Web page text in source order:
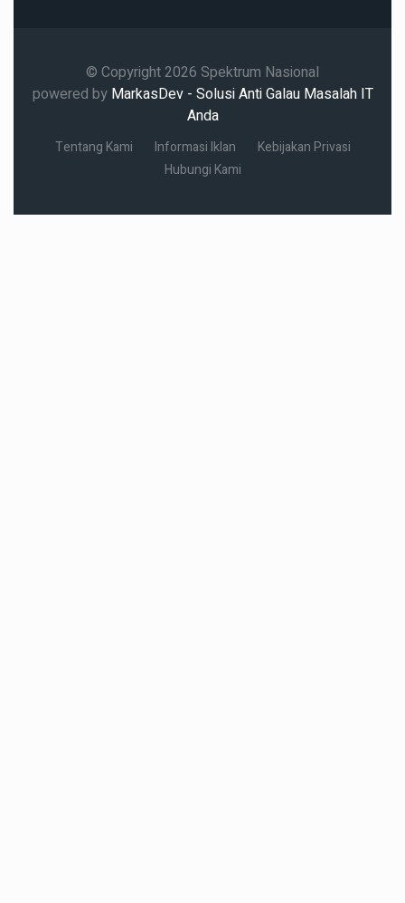
© Copyright 2026 Spektrum Nasional
powered by MarkasDev - Solusi Anti Galau Masalah IT
Anda
Tentang Kami Informasi Iklan
Kebijakan Privasi
Hubungi Kami